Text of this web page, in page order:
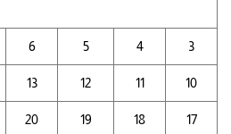
3
4
5
6
10
11
12
13
17
18
19
20